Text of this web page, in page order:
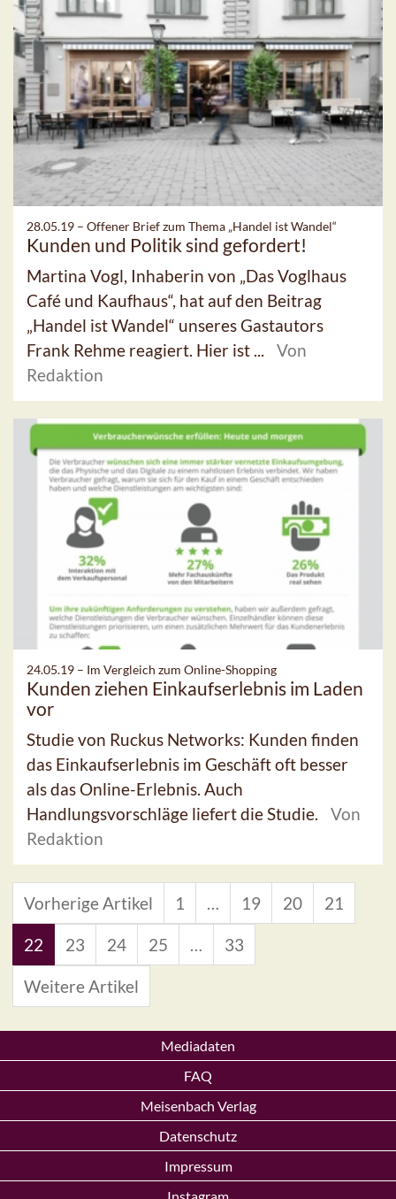
28.05.19 – Offener Brief zum Thema „Handel ist Wandel“
Kunden und Politik sind gefordert!
Martina Vogl, Inhaberin von „Das Voglhaus
Café und Kaufhaus“, hat auf den Beitrag
„Handel ist Wandel“ unseres Gastautors
Frank Rehme reagiert. Hier ist ...
Von
Redaktion
24.05.19 – Im Vergleich zum Online-Shopping
Kunden ziehen Einkaufserlebnis im Laden
vor
Studie von Ruckus Networks: Kunden finden
das Einkaufserlebnis im Geschäft oft besser
als das Online-Erlebnis. Auch
Handlungsvorschläge liefert die Studie.
Von
Redaktion
Vorherige Artikel 1 … 19 20 21
22 23 24 25 … 33
Weitere Artikel
Mediadaten
FAQ
Meisenbach Verlag
Datenschutz
Impressum